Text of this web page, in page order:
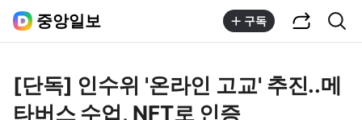
중앙일보 구독
[단독] 인수위 '온라인 고교' 추진..메
타버스 수업, NFT로 인증